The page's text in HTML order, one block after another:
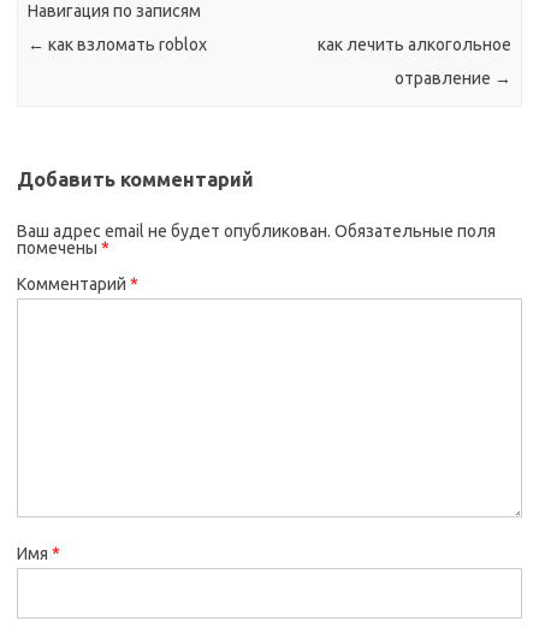
Навигация по записям
← как взломать roblox
как лечить алкогольное
отравление →
Добавить комментарий
Ваш адрес email не будет опубликован. Обязательные поля
помечены *
Комментарий *
Имя *